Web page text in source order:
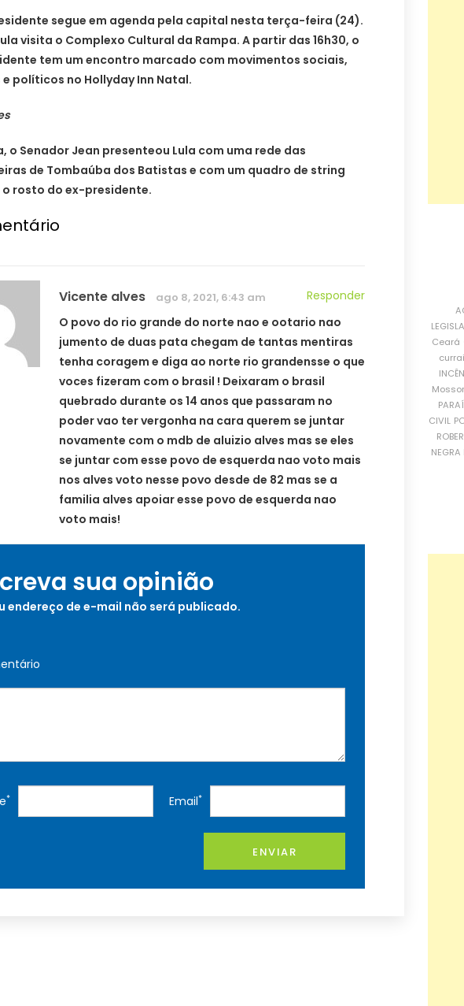
segue em agenda pela capital nesta terça-feira (24).
visita o Complexo Cultural da Rampa. A partir das 16h30, o
tem um encontro marcado com movimentos sociais,
políticos no Hollyday Inn Natal.
o Senador Jean presenteou Lula com uma rede das
de Tombaúba dos Batistas e com um quadro de string
rosto do ex-presidente.
Vicente alves ago 8, 2021, 6:43 am
Responder
O povo do rio grande do norte nao e ootario nao
jumento de duas pata chegam de tantas mentiras
tenha coragem e diga ao norte rio grandensse o que
voces fizeram com o brasil ! Deixaram o brasil
quebrado durante os 14 anos que passaram no
poder vao ter vergonha na cara querem se juntar
novamente com o mdb de aluizio alves mas se eles
se juntar com esse povo de esquerda nao voto mais
nos alves voto nesse povo desde de 82 mas se a
familia alves apoiar esse povo de esquerda nao
voto mais!
sua opinião
endereço de e-mail não será publicado.
* Email*
ENVIAR
Ceará
CIVIL
NEGRA